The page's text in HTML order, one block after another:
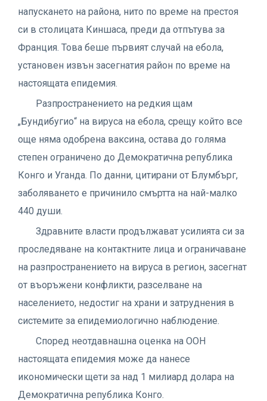
напускането на района, нито по време на престоя
си в столицата Киншаса, преди да отпътува за
Франция. Това беше първият случай на ебола,
установен извън засегнатия район по време на
настоящата епидемия.
Разпространението на редкия щам
„Бундибугио“ на вируса на ебола, срещу който все
още няма одобрена ваксина, остава до голяма
степен ограничено до Демократична република
Конго и Уганда. По данни, цитирани от Блумбърг,
заболяването е причинило смъртта на най-малко
440 души.
Здравните власти продължават усилията си за
проследяване на контактните лица и ограничаване
на разпространението на вируса в регион, засегнат
от въоръжени конфликти, разселване на
населението, недостиг на храни и затруднения в
системите за епидемиологично наблюдение.
Според неотдавнашна оценка на ООН
настоящата епидемия може да нанесе
икономически щети за над 1 милиард долара на
Демократична република Конго.